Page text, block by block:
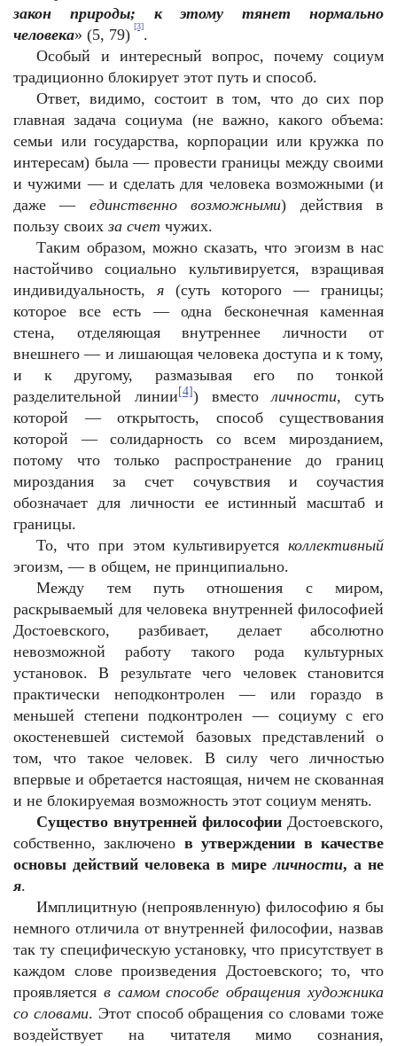
закон природы; к этому тянет нормально
человека» (5, 79) [3].
Особый и интересный вопрос, почему социум
традиционно блокирует этот путь и способ.
Ответ, видимо, состоит в том, что до сих пор
главная задача социума (не важно, какого объема:
семьи или государства, корпорации или кружка по
интересам) была — провести границы между своими
и чужими — и сделать для человека возможными (и
даже — единственно возможными) действия в
пользу своих за счет чужих.
Таким образом, можно сказать, что эгоизм в нас
настойчиво социально культивируется, взращивая
индивидуальность,я (суть которого — границы;
которое все есть — одна бесконечная каменная
стена, отделяющая внутреннее личности от
внешнего — и лишающая человека доступа и к тому,
и к другому, размазывая его по тонкой
разделительной линии [4]) вместоличности, суть
которой — открытость, способ существования
которой — солидарность со всем мирозданием,
потому что только распространение до границ
мироздания за счет сочувствия и соучастия
обозначает для личности ее истинный масштаб и
границы.
То, что при этом культивируется коллективный
эгоизм, — в общем, не принципиально.
Между тем путь отношения с миром,
раскрываемый для человека внутренней философией
Достоевского, разбивает, делает абсолютно
невозможной работу такого рода культурных
установок. В результате чего человек становится
практически неподконтролен — или гораздо в
меньшей степени подконтролен — социуму с его
окостеневшей системой базовых представлений о
том, что такое человек. В силу чего личностью
впервые и обретается настоящая, ничем не скованная
и не блокируемая возможность этот социум менять.
Существо внутренней философии Достоевского,
собственно, заключено в утверждении в качестве
основы действий человека в миреличности, а не
я.
Имплицитную (непроявленную) философию я бы
немного отличила от внутренней философии, назвав
так ту специфическую установку, что присутствует в
каждом слове произведения Достоевского; то, что
проявляется в самом способе обращения художника
со словами. Этот способ обращения со словами тоже
воздействует на читателя мимо сознания,